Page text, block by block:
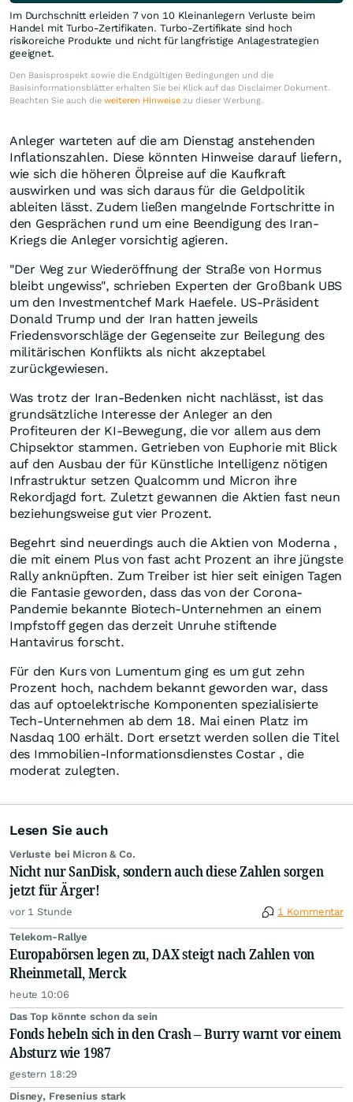
Im Durchschnitt erleiden 7 von 10 Kleinanlegern Verluste beim
Handel mit Turbo-Zertifikaten. Turbo-Zertifikate sind hoch
risikoreiche Produkte und nicht für langfristige Anlagestrategien
geeignet.
Den Basisprospekt sowie die Endgültigen Bedingungen und die
Basisinformationsblätter erhalten Sie bei Klick auf das Disclaimer Dokument.
Beachten Sie auch die weiteren Hinweise zu dieser Werbung.
Anleger warteten auf die am Dienstag anstehenden
Inflationszahlen. Diese könnten Hinweise darauf liefern,
wie sich die höheren Ölpreise auf die Kaufkraft
auswirken und was sich daraus für die Geldpolitik
ableiten lässt. Zudem ließen mangelnde Fortschritte in
den Gesprächen rund um eine Beendigung des Iran-
Kriegs die Anleger vorsichtig agieren.
"Der Weg zur Wiederöffnung der Straße von Hormus
bleibt ungewiss", schrieben Experten der Großbank UBS
um den Investmentchef Mark Haefele. US-Präsident
Donald Trump und der Iran hatten jeweils
Friedensvorschläge der Gegenseite zur Beilegung des
militärischen Konflikts als nicht akzeptabel
zurückgewiesen.
Was trotz der Iran-Bedenken nicht nachlässt, ist das
grundsätzliche Interesse der Anleger an den
Profiteuren der KI-Bewegung, die vor allem aus dem
Chipsektor stammen. Getrieben von Euphorie mit Blick
auf den Ausbau der für Künstliche Intelligenz nötigen
Infrastruktur setzen Qualcomm und Micron ihre
Rekordjagd fort. Zuletzt gewannen die Aktien fast neun
beziehungsweise gut vier Prozent.
Begehrt sind neuerdings auch die Aktien von Moderna ,
die mit einem Plus von fast acht Prozent an ihre jüngste
Rally anknüpften. Zum Treiber ist hier seit einigen Tagen
die Fantasie geworden, dass das von der Corona-
Pandemie bekannte Biotech-Unternehmen an einem
Impfstoff gegen das derzeit Unruhe stiftende
Hantavirus forscht.
Für den Kurs von Lumentum ging es um gut zehn
Prozent hoch, nachdem bekannt geworden war, dass
das auf optoelektrische Komponenten spezialisierte
Tech-Unternehmen ab dem 18. Mai einen Platz im
Nasdaq 100 erhält. Dort ersetzt werden sollen die Titel
des Immobilien-Informationsdienstes Costar , die
moderat zulegten.
Lesen Sie auch
Verluste bei Micron & Co.
Nicht nur SanDisk, sondern auch diese Zahlen sorgen
jetzt für Ärger!
vor 1 Stunde 1 Kommentar
Telekom-Rallye
Europabörsen legen zu, DAX steigt nach Zahlen von
Rheinmetall, Merck
heute 10:06
Das Top könnte schon da sein
Fonds hebeln sich in den Crash – Burry warnt vor einem
Absturz wie 1987
gestern 18:29
Disney, Fresenius stark